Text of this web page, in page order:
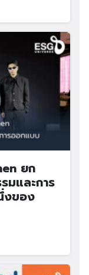
ยก
มและการ
งของ